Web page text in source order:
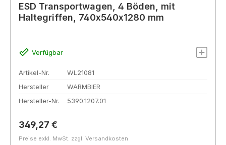
ESD Transportwagen, 4 Böden, mit
Haltegriffen, 740x540x1280 mm
Verfügbar
Artikel-Nr.
WL21081
Hersteller
WARMBIER
Hersteller-Nr.
5390.1207.01
Regulärer Preis:
349,27 €
Preise exkl. MwSt. zzgl. Versandkosten